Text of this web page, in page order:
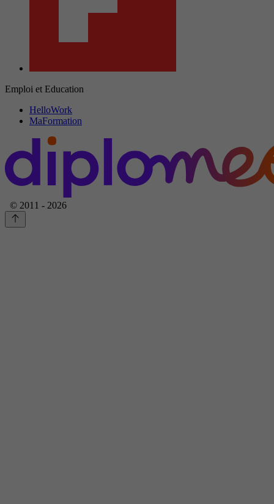
Emploi et Education
HelloWork
MaFormation
© 2011 - 2026